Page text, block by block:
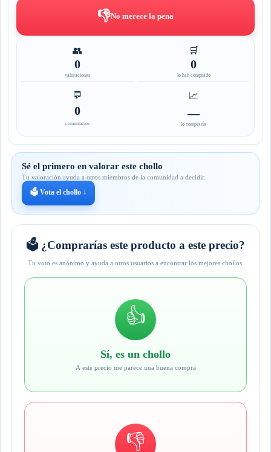
👎No merece la pena
👥
0
valoraciones
🛒
0
lo han comprado
💬
0
comentarios
📈
—
lo compraría
Sé el primero en valorar este chollo
Tu valoración ayuda a otros miembros de la comunidad a decidir.
🗳️ Vota el chollo ↓
🗳️ ¿Comprarías este producto a este precio?
Tu voto es anónimo y ayuda a otros usuarios a encontrar los mejores chollos.
👍
Sí, es un chollo
A este precio me parece una buena compra
👎